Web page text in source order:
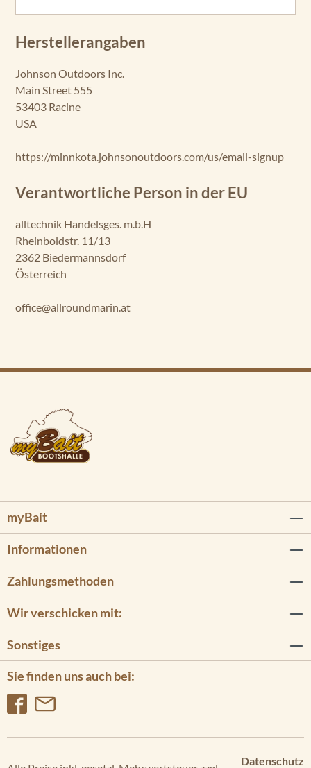
Herstellerangaben
Johnson Outdoors Inc.
Main Street 555
53403 Racine
USA
https://minnkota.johnsonoutdoors.com/us/email-signup
Verantwortliche Person in der EU
alltechnik Handelsges. m.b.H
Rheinboldstr. 11/13
2362 Biedermannsdorf
Österreich
office@allroundmarin.at
myBait
Informationen
Sie finden uns auch bei:
Zahlungsmethoden
Wir verschicken mit:
Sonstiges
Datenschutz